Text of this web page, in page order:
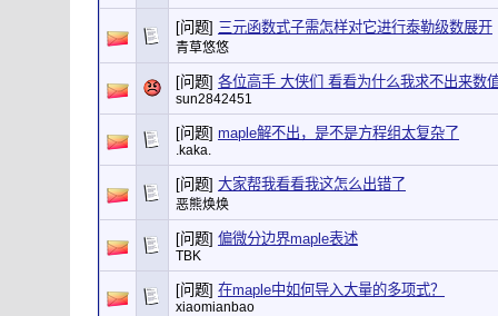
[问题] 三元函数式子需怎样对它进行泰勒级数展开
青草悠悠
[问题] 各位高手 大侠们 看看为什么我求不出来数
sun2842451
[问题] maple解不出，是不是方程组太复杂了
.kaka.
[问题] 大家帮我看看我这怎么出错了
恶熊焕焕
[问题] 偏微分边界maple表述
TBK
[问题] 在maple中如何导入大量的多项式？
xiaomianbao